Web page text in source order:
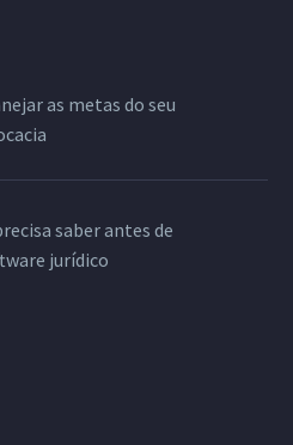
as metas do seu
saber antes de
jurídico